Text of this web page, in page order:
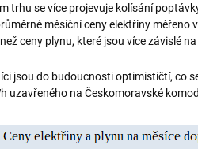
trhu se více projevuje kolísání
měsíční ceny elektřiny měřeno
ceny plynu, které jsou více závislé
jsou do budoucnosti optimističtí, co
uzavřeného na Českomoravské